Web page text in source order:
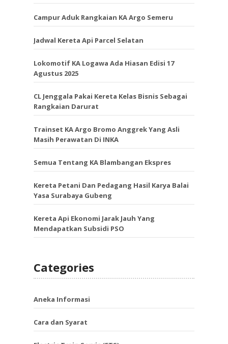
Campur Aduk Rangkaian KA Argo Semeru
Jadwal Kereta Api Parcel Selatan
Lokomotif KA Logawa Ada Hiasan Edisi 17
Agustus 2025
CL Jenggala Pakai Kereta Kelas Bisnis Sebagai
Rangkaian Darurat
Trainset KA Argo Bromo Anggrek Yang Asli
Masih Perawatan Di INKA
Semua Tentang KA Blambangan Ekspres
Kereta Petani Dan Pedagang Hasil Karya Balai
Yasa Surabaya Gubeng
Kereta Api Ekonomi Jarak Jauh Yang
Mendapatkan Subsidi PSO
Categories
Aneka Informasi
Cara dan Syarat